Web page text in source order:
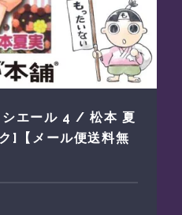
シエール 4 / 松本 夏
]【メール便送料無